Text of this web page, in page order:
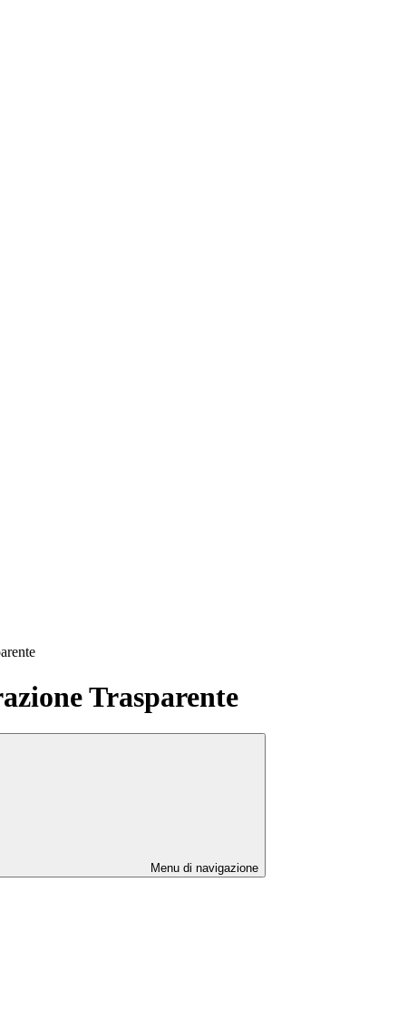
Trasparente
Menu di navigazione